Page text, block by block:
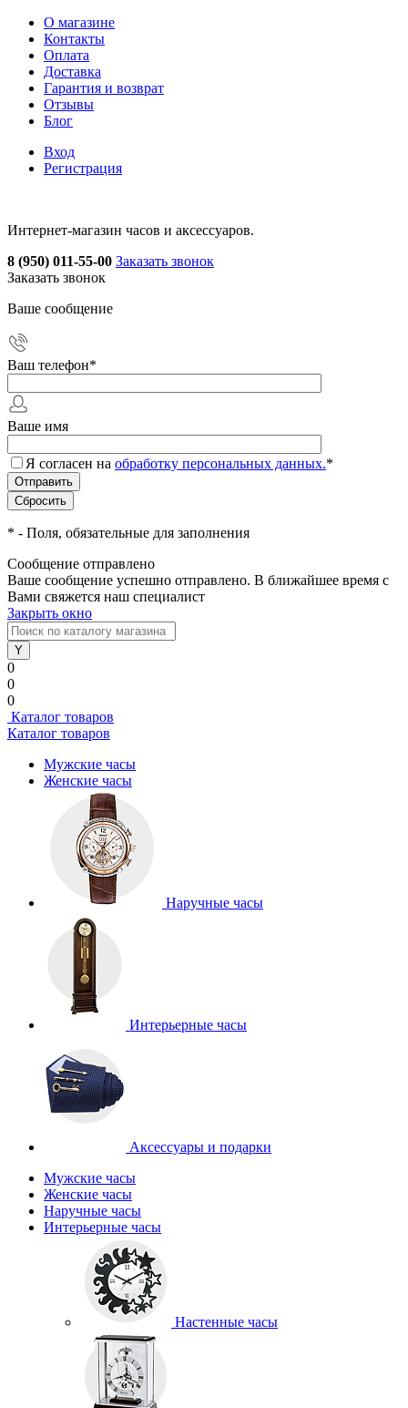
О магазине
Контакты
Оплата
Доставка
Гарантия и возврат
Отзывы
Блог
Вход
Регистрация
Интернет-магазин часов и аксессуаров.
8 (950) 011-55-00 Заказать звонок
Заказать звонок
Ваше сообщение
Ваш телефон*
Ваше имя
Я согласен на обработку персональных данных.*
* - Поля, обязательные для заполнения
Сообщение отправлено
Ваше сообщение успешно отправлено. В ближайшее время с
Вами свяжется наш специалист
Закрыть окно
0
0
0
Каталог товаров
Каталог товаров
Мужские часы
Женские часы
Наручные часы
Интерьерные часы
Аксессуары и подарки
Мужские часы
Женские часы
Наручные часы
Интерьерные часы
Настенные часы